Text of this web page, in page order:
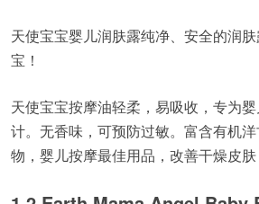
天使宝宝婴儿润肤露纯净、安全的润
宝！
天使宝宝按摩油轻柔，易吸收，专为
计。无香味，可预防过敏。富含有机
物，婴儿按摩最佳用品，改善干燥皮肤